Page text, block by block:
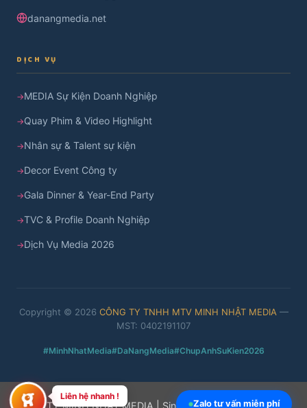
Zalo tư vấn miễn phí
danangmedia.net
DỊCH VỤ
MEDIA Sự Kiện Doanh Nghiệp
Quay Phim & Video Highlight
Nhân sự & Talent sự kiện
Decor Event Công ty
Gala Dinner & Year-End Party
TVC & Profile Doanh Nghiệp
Dịch Vụ Media 2026
Copyright © 2026 CÔNG TY TNHH MTV MINH NHẬT MEDIA —
MST: 0402191107
#MinhNhatMedia#DaNangMedia#ChupAnhSuKien2026
Cash
Liên hệ nhanh !